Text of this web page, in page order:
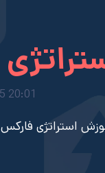
20:01 30/01/2025 -
استراتژی فارکس